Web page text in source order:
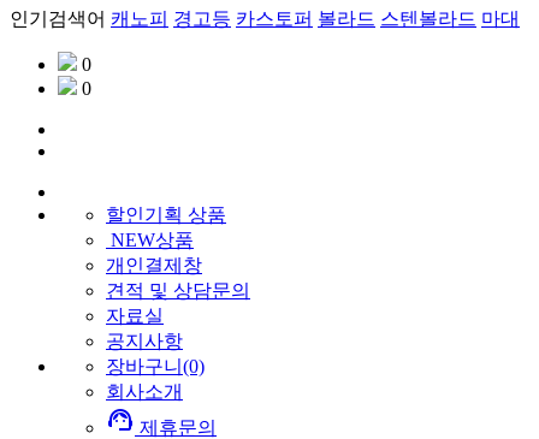
인기검색어 캐노피 경고등 카스토퍼 볼라드 스텐볼라드 마대
0
0
할인기획 상품
NEW상품
개인결제창
견적 및 상담문의
자료실
공지사항
장바구니(0)
회사소개
support_agent 제휴문의